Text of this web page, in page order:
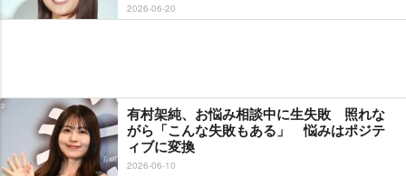
2026-06-20
有村架純、お悩み相談中に生失敗 照れな
がら「こんな失敗もある」 悩みはポジテ
ィブに変換
2026-06-10